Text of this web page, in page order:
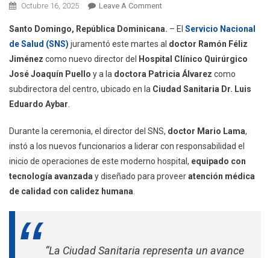
Octubre 16, 2025 Leave A CommentOn
Juramenta
Nuevas
Autoridades
Del
Hospital
Puello
En
La
Santo Domingo, República Dominicana. – El Servicio Nacional
de Salud (SNS) juramentó este martes al doctor Ramón Féliz
Jiménez como nuevo director del
Hospital Clínico Quirúrgico
José Joaquín Puello y a la doctora Patricia Álvarez como
subdirectora del centro, ubicado en la Ciudad Sanitaria Dr. Luis
Eduardo Aybar.
Durante la ceremonia, el director del SNS, doctor Mario Lama,
instó a los nuevos funcionarios a liderar con responsabilidad el
inicio de operaciones de este moderno hospital, equipado con
tecnología avanzaday diseñado para proveeratención médica
de calidad con calidez humana.
“La Ciudad Sanitaria representa un avance